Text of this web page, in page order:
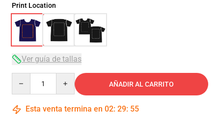
Print Location
Ver guía de tallas
AÑADIR AL CARRITO
Esta venta termina en 02: 29: 54